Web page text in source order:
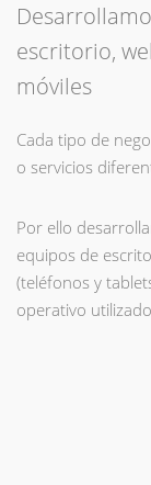
escritorio,
móviles
Cada tipo de
o servicios
Por ello
equipos de
(teléfonos y
operativo